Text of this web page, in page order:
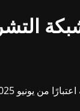
من يونيو 2025.